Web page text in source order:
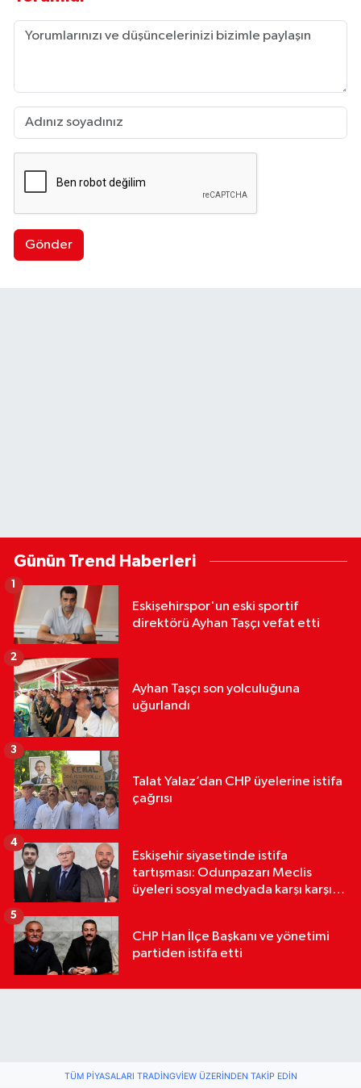
Gönder
Günün Trend Haberleri
Eskişehirspor'un eski sportif
direktörü Ayhan Taşçı vefat etti
Ayhan Taşçı son yolculuğuna
uğurlandı
2
Talat Yalaz’dan CHP üyelerine istifa
çağrısı
3
Eskişehir siyasetinde istifa
tartışması: Odunpazarı Meclis
üyeleri sosyal medyada karşı karşıya
4
CHP Han İlçe Başkanı ve yönetimi
partiden istifa etti
5
TÜM PIYASALARI TRADINGVIEW ÜZERINDEN TAKIP EDIN